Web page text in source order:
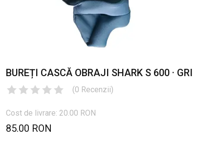
BUREȚI CASCĂ OBRAJI SHARK S 600 · GRI
(0 Recenzii)
Cost de livrare: 20.00 RON
85.00 RON